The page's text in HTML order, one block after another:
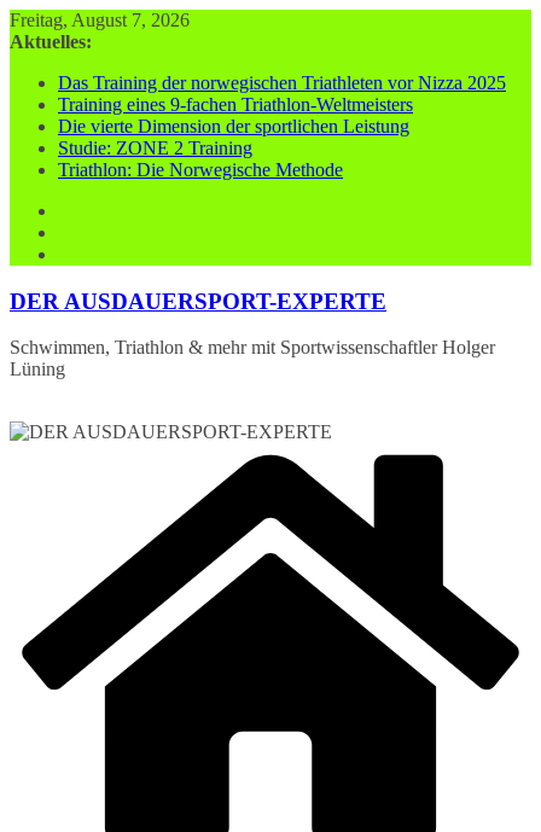
Zum
Inhalt
Freitag, August 7, 2026
Aktuelles:
Das Training der norwegischen Triathleten vor Nizza 2025
Training eines 9-fachen Triathlon-Weltmeisters
Die vierte Dimension der sportlichen Leistung
Studie: ZONE 2 Training
Triathlon: Die Norwegische Methode
DER AUSDAUERSPORT-EXPERTE
Schwimmen, Triathlon & mehr mit Sportwissenschaftler Holger
Lüning